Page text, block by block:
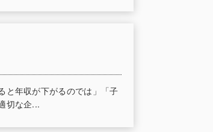
と年収が下がるのでは」「子
切な企...